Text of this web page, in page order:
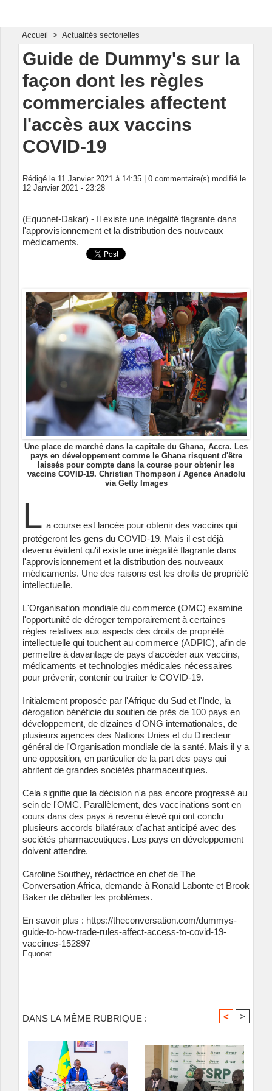
Accueil > Actualités sectorielles
Guide de Dummy's sur la
façon dont les règles
commerciales affectent
l'accès aux vaccins
COVID-19
Rédigé le 11 Janvier 2021 à 14:35 | 0 commentaire(s) modifié le
12 Janvier 2021 - 23:28
(Equonet-Dakar) - Il existe une inégalité flagrante dans
l'approvisionnement et la distribution des nouveaux
médicaments.
Une place de marché dans la capitale du Ghana, Accra. Les
pays en développement comme le Ghana risquent d'être
laissés pour compte dans la course pour obtenir les
vaccins COVID-19. Christian Thompson / Agence Anadolu
via Getty Images
L a course est lancée pour obtenir des vaccins qui
protégeront les gens du COVID-19. Mais il est déjà
devenu évident qu'il existe une inégalité flagrante dans
l'approvisionnement et la distribution des nouveaux
médicaments. Une des raisons est les droits de propriété
intellectuelle.
L'Organisation mondiale du commerce (OMC) examine
l'opportunité de déroger temporairement à certaines
règles relatives aux aspects des droits de propriété
intellectuelle qui touchent au commerce (ADPIC), afin de
permettre à davantage de pays d'accéder aux vaccins,
médicaments et technologies médicales nécessaires
pour prévenir, contenir ou traiter le COVID-19.
Initialement proposée par l'Afrique du Sud et l'Inde, la
dérogation bénéficie du soutien de près de 100 pays en
développement, de dizaines d'ONG internationales, de
plusieurs agences des Nations Unies et du Directeur
général de l'Organisation mondiale de la santé. Mais il y a
une opposition, en particulier de la part des pays qui
abritent de grandes sociétés pharmaceutiques.
Cela signifie que la décision n'a pas encore progressé au
sein de l'OMC. Parallèlement, des vaccinations sont en
cours dans des pays à revenu élevé qui ont conclu
plusieurs accords bilatéraux d'achat anticipé avec des
sociétés pharmaceutiques. Les pays en développement
doivent attendre.
Caroline Southey, rédactrice en chef de The
Conversation Africa, demande à Ronald Labonte et Brook
Baker de déballer les problèmes.
En savoir plus : https://theconversation.com/dummys-
guide-to-how-trade-rules-affect-access-to-covid-19-
vaccines-152897
Equonet
DANS LA MÊME RUBRIQUE : < >